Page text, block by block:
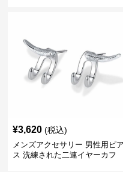
¥3,620 (税込)
メンズアクセサリー 男性用ピア
ス 洗練された二連イヤーカフ